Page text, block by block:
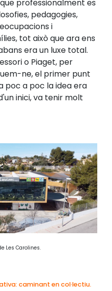
professionalment es
pedagogies,
i
tot això que ara ens
era un luxe total.
o Piaget, per
ne, el primer punt
poc a poc la idea era
inici, va tenir molt
Les Carolines.
caminant en col·lectiu.